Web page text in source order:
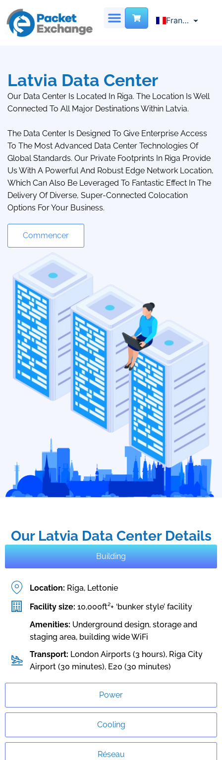
French
Français
Latvia Data Center
Our Data Center Is Located In Riga. The Location Is Well
Connected To All Major Destinations Within Latvia.
The Data Center Is Designed To Give Enterprise Access
To The Most Advanced Data Center Technologies Of
Global Standards. Our Private Footprints In Riga Provide
Us With A Powerful And Robust Edge Network Location,
Which Can Also Be Leveraged To Fantastic Effect In The
Delivery Of Diverse, Super-Connected Colocation
Options For Your Business.
Commencer
Our Latvia Data Center Details
Building
Power
Cooling
Réseau
Location: Riga, Lettonie
Facility size: 10,000ft²+ ‘bunker style’ facility
Amenities: Underground design, storage and
staging area, building wide WiFi
Transport: London Airports (3 hours), Riga City
Airport (30 minutes), E20 (30 minutes)